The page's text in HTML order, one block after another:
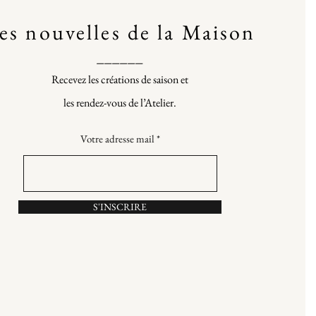
nouvelles de la Maison
Recevez les créations de saison et
les rendez-vous de l’Atelier.
Votre adresse mail
S'INSCRIRE